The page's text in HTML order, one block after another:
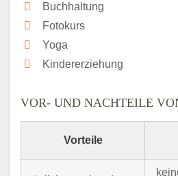
Buchhaltung
Fotokurs
Yoga
Kindererziehung
VOR- UND NACHTEILE
Vorteile